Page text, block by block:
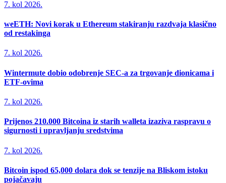
7. kol 2026.
weETH: Novi korak u Ethereum stakiranju razdvaja klasično
od restakinga
7. kol 2026.
Wintermute dobio odobrenje SEC-a za trgovanje dionicama i
ETF-ovima
7. kol 2026.
Prijenos 210.000 Bitcoina iz starih walleta izaziva raspravu o
sigurnosti i upravljanju sredstvima
7. kol 2026.
Bitcoin ispod 65,000 dolara dok se tenzije na Bliskom istoku
pojačavaju